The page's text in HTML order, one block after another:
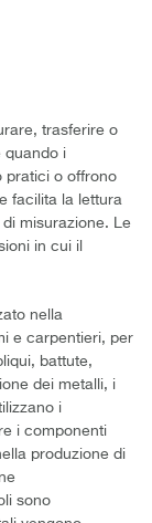
trasferire o
quando i
pratici o offrono
facilita la lettura
misurazione. Le
in cui il
nella
e carpentieri, per
battute,
dei metalli, i
i
i componenti
produzione di
sono